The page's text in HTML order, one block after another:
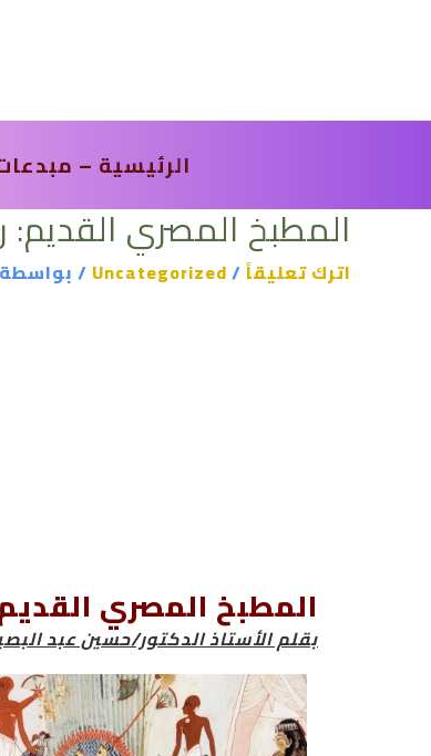
الرئيسية –
المطبخ المصري القديم:
اترك تعليقاً/
Uncategorized / بواسطة
المطبخ المصري
بقلم الأستاذ الدكتور/حسين عبد